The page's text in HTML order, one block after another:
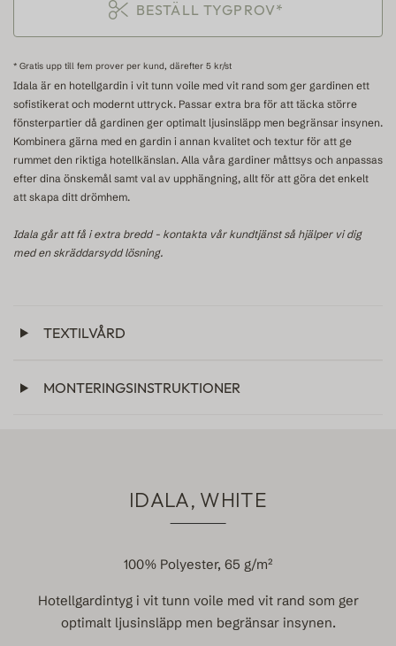
BESTÄLL TYGPROV*
* Gratis upp till fem prover per kund, därefter 5 kr/st
Idala är en hotellgardin i vit tunn voile med vit rand som ger gardinen ett
sofistikerat och modernt uttryck. Passar extra bra för att täcka större
fönsterpartier då gardinen ger optimalt ljusinsläpp men begränsar insynen.
Kombinera gärna med en gardin i annan kvalitet och textur för att ge
rummet den riktiga hotellkänslan. Alla våra gardiner måttsys och anpassas
efter dina önskemål samt val av upphängning, allt för att göra det enkelt
att skapa ditt drömhem.
Idala går att få i extra bredd - kontakta vår kundtjänst så hjälper vi dig
med en skräddarsydd lösning.
TEXTILVÅRD
MONTERINGSINSTRUKTIONER
IDALA, WHITE
100% Polyester, 65 g/m²
Hotellgardintyg i vit tunn voile med vit rand som ger
optimalt ljusinsläpp men begränsar insynen.